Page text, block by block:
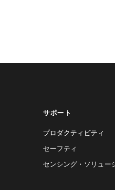
サポート
プロダクティビティ
セーフティ
センシング・ソリュー